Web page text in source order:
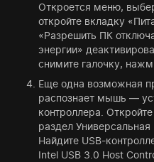
Откроется меню,
откройте вкладку
«Разрешить ПК
энергии»
снимите галочку,
Еще одна возможная
распознает мышь —
контроллера.
раздел Универсальная
Найдите USB-
Intel USB 3.0 Host